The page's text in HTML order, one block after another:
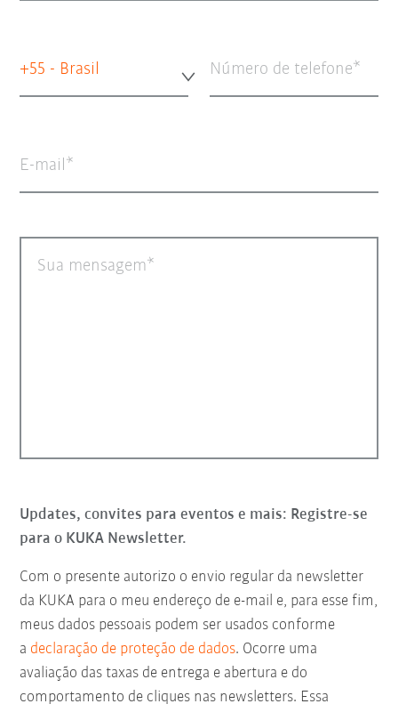
+55 - Brasil Número de telefone
E-mail
Sua mensagem
Updates, convites para eventos e mais: Registre-se
para o KUKA Newsletter.
Com o presente autorizo o envio regular da newsletter
da KUKA para o meu endereço de e-mail e, para esse fim,
meus dados pessoais podem ser usados conforme
a declaração de proteção de dados. Ocorre uma
avaliação das taxas de entrega e abertura e do
comportamento de cliques nas newsletters. Essa